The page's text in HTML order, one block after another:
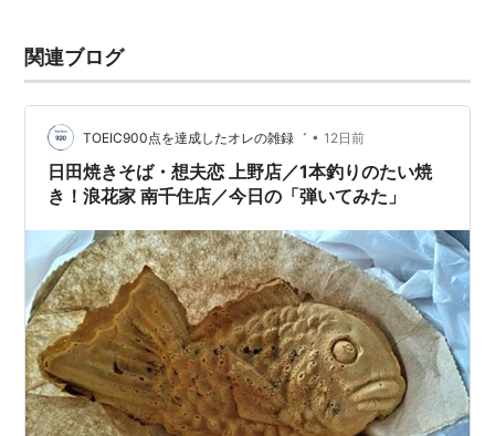
関連ブログ
TOEIC900点を達成したオレの雑録゛ • 12日前
日田焼きそば・想夫恋 上野店／1本釣りのたい焼
き！浪花家 南千住店／今日の「弾いてみた」